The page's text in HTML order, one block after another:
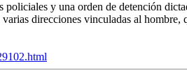
y una orden de detención
direcciones vinculadas al hombre,